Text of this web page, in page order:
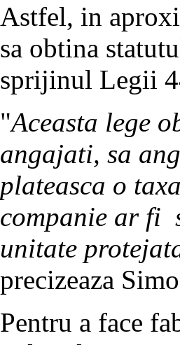
Astfel, in
sa obtina
sprijinul Legii
"Aceasta lege
angajati, sa
plateasca o
companie ar fi
unitate
precizeaza
Pentru a face